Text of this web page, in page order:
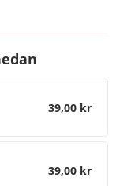
39,00 kr
39,00 kr